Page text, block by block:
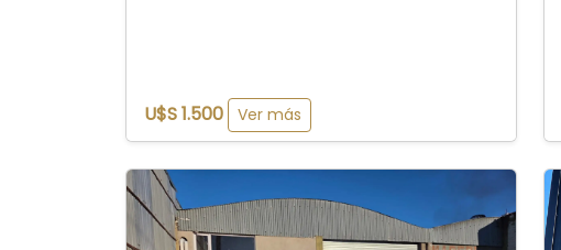
U$S 1.500 Ver más